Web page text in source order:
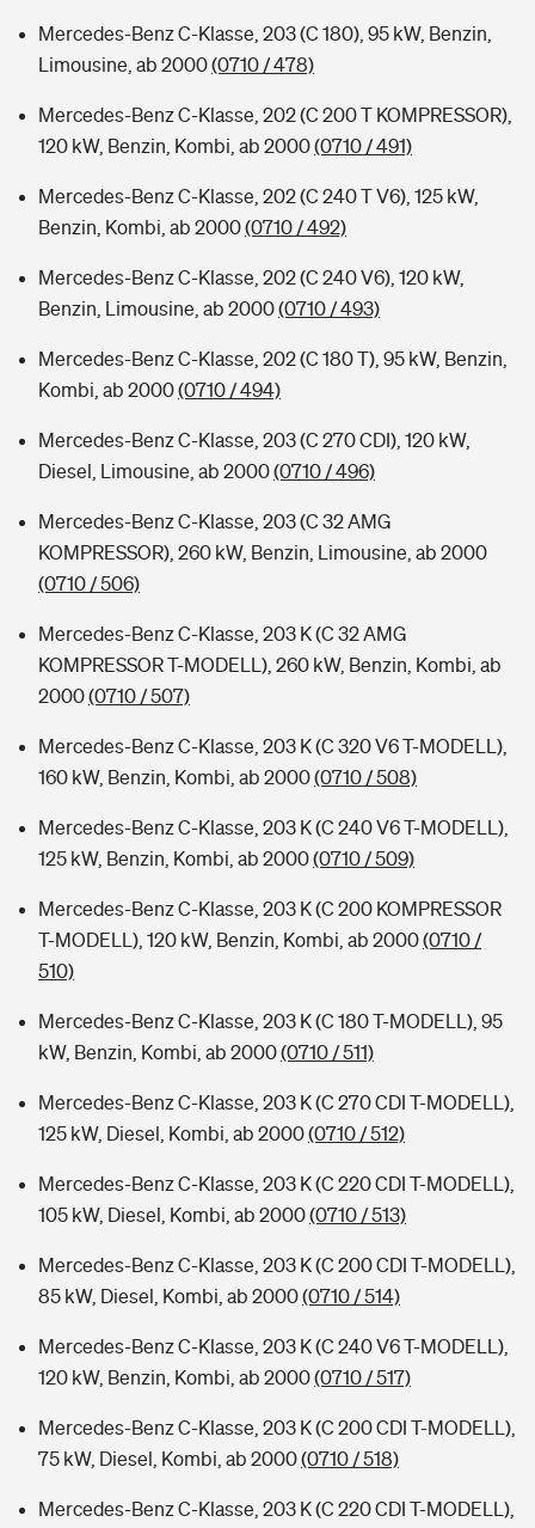
Mercedes-Benz C-Klasse, 203 (C 180), 95 kW, Benzin,
Limousine, ab 2000(0710 / 478)
Mercedes-Benz C-Klasse, 202 (C 200 T KOMPRESSOR),
120 kW, Benzin, Kombi, ab 2000(0710 / 491)
Mercedes-Benz C-Klasse, 202 (C 240 T V6), 125 kW,
Benzin, Kombi, ab 2000(0710 / 492)
Mercedes-Benz C-Klasse, 202 (C 240 V6), 120 kW,
Benzin, Limousine, ab 2000(0710 / 493)
Mercedes-Benz C-Klasse, 202 (C 180 T), 95 kW, Benzin,
Kombi, ab 2000(0710 / 494)
Mercedes-Benz C-Klasse, 203 (C 270 CDI), 120 kW,
Diesel, Limousine, ab 2000(0710 / 496)
Mercedes-Benz C-Klasse, 203 (C 32 AMG
KOMPRESSOR), 260 kW, Benzin, Limousine, ab 2000
(0710 / 506)
Mercedes-Benz C-Klasse, 203 K (C 32 AMG
KOMPRESSOR T-MODELL), 260 kW, Benzin, Kombi, ab
2000(0710 / 507)
Mercedes-Benz C-Klasse, 203 K (C 320 V6 T-MODELL),
160 kW, Benzin, Kombi, ab 2000(0710 / 508)
Mercedes-Benz C-Klasse, 203 K (C 240 V6 T-MODELL),
125 kW, Benzin, Kombi, ab 2000(0710 / 509)
Mercedes-Benz C-Klasse, 203 K (C 200 KOMPRESSOR
T-MODELL), 120 kW, Benzin, Kombi, ab 2000(0710 /
510)
Mercedes-Benz C-Klasse, 203 K (C 180 T-MODELL), 95
kW, Benzin, Kombi, ab 2000(0710 / 511)
Mercedes-Benz C-Klasse, 203 K (C 270 CDI T-MODELL),
125 kW, Diesel, Kombi, ab 2000(0710 / 512)
Mercedes-Benz C-Klasse, 203 K (C 220 CDI T-MODELL),
105 kW, Diesel, Kombi, ab 2000(0710 / 513)
Mercedes-Benz C-Klasse, 203 K (C 200 CDI T-MODELL),
85 kW, Diesel, Kombi, ab 2000(0710 / 514)
Mercedes-Benz C-Klasse, 203 K (C 240 V6 T-MODELL),
120 kW, Benzin, Kombi, ab 2000(0710 / 517)
Mercedes-Benz C-Klasse, 203 K (C 200 CDI T-MODELL),
75 kW, Diesel, Kombi, ab 2000(0710 / 518)
Mercedes-Benz C-Klasse, 203 K (C 220 CDI T-MODELL),